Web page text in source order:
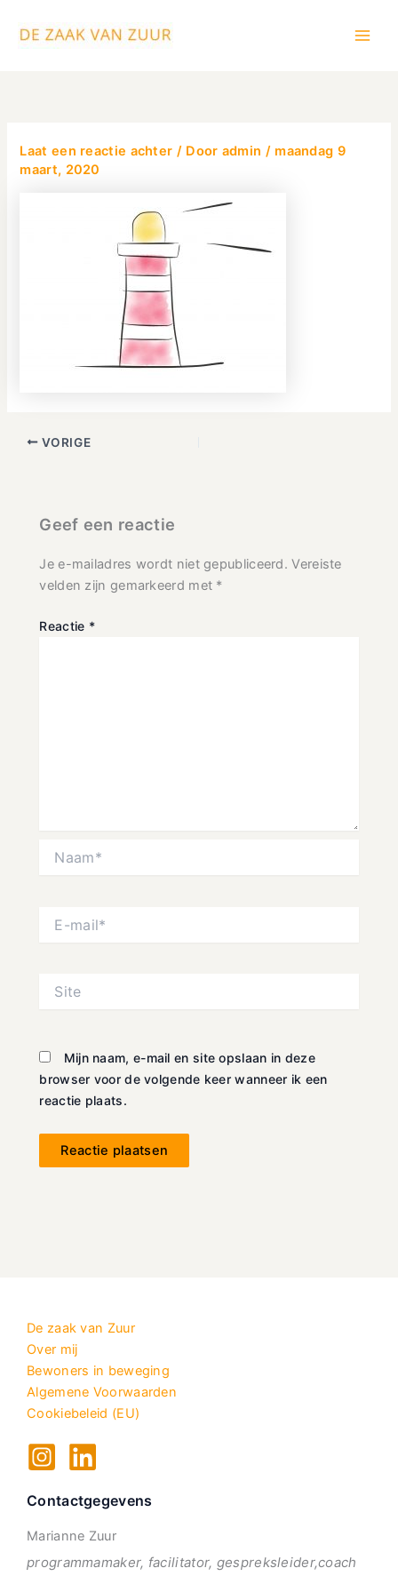
naar
Laat een reactie achter / Door admin / maandag 9
maart, 2020
VORIGE
Geef een reactie
Je e-mailadres wordt niet gepubliceerd. Vereiste
velden zijn gemarkeerd met *
Reactie *
mail*
Mijn naam, e-mail en site opslaan in deze
browser voor de volgende keer wanneer ik een
reactie plaats.
De zaak van Zuur
Over mij
Bewoners in beweging
Algemene Voorwaarden
Cookiebeleid (EU)
Contactgegevens
Marianne Zuur
programmamaker, facilitator, gespreksleider,coach